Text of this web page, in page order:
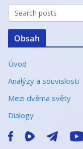
i
v
:
Obsah
Úvod
Analýzy a souvislosti
Mezi dvěma světy
Dialogy